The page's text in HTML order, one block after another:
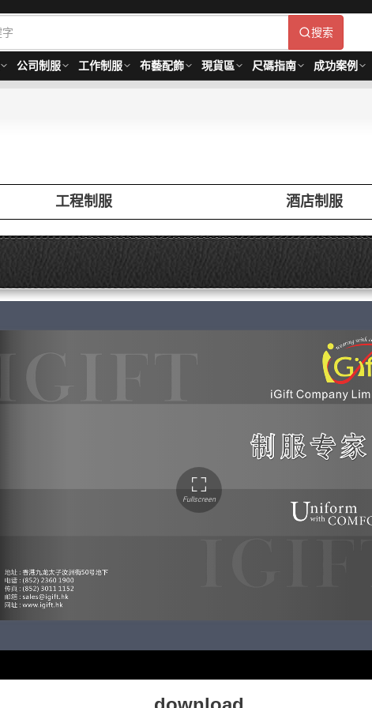
搜索
公司制服 工作制服 布藝配飾 現貨區 尺碼指南 成功案例
工程制服 酒店制服